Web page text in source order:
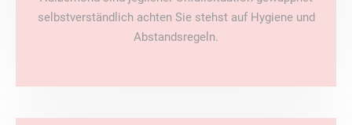
selbstverständlich achten Sie stehst auf Hygiene und
Abstandsregeln.